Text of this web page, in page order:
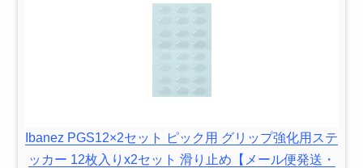
Ibanez PGS12×2セット ピック用 グリップ強化用ステ
ッカー 12枚入りx2セット 滑り止め【メール便発送・